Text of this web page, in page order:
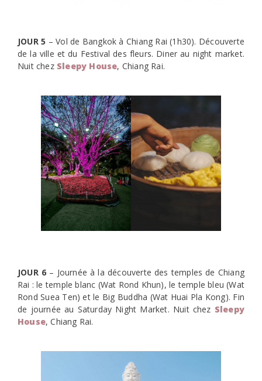
JOUR 5 – Vol de Bangkok à Chiang Rai (1h30). Découverte
de la ville et du Festival des fleurs. Diner au night market.
Nuit chez Sleepy House, Chiang Rai.
JOUR 6 – Journée à la découverte des temples de Chiang
Rai : le temple blanc (Wat Rond Khun), le temple bleu (Wat
Rond Suea Ten) et le Big Buddha (Wat Huai Pla Kong). Fin
de journée au Saturday Night Market. Nuit chez Sleepy
House, Chiang Rai.